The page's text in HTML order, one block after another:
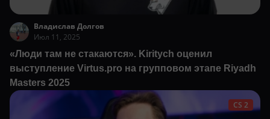
Владислав Долгов
Июл 11, 2025
«Люди там не стакаются». Kiritych оценил
выступление Virtus.pro на групповом этапе Riyadh
Masters 2025
CS 2